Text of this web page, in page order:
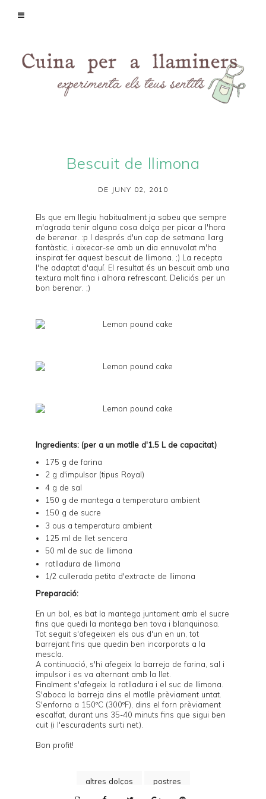
Bescuit de llimona
DE JUNY 02, 2010
Els que em llegiu habitualment ja sabeu que sempre
m'agrada tenir alguna cosa dolça per picar a l'hora
de berenar. :p I després d'un cap de setmana llarg
fantàstic, i aixecar-se amb un dia ennuvolat m'ha
inspirat fer aquest bescuit de llimona. ;) La recepta
l'he adaptat d'aquí. El resultat és un bescuit amb una
textura molt fina i alhora refrescant. Deliciós per un
bon berenar. ;)
Ingredients: (per a un motlle d'1.5 L de capacitat)
175 g de farina
2 g d'impulsor (tipus Royal)
4 g de sal
150 g de mantega a temperatura ambient
150 g de sucre
3 ous a temperatura ambient
125 ml de llet sencera
50 ml de suc de llimona
ratlladura de llimona
1/2 cullerada petita d'extracte de llimona
Preparació:
En un bol, es bat la mantega juntament amb el sucre
fins que quedi la mantega ben tova i blanquinosa.
Tot seguit s'afegeixen els ous d'un en un, tot
barrejant fins que quedin ben incorporats a la
mescla.
A continuació, s'hi afegeix la barreja de farina, sal i
impulsor i es va alternant amb la llet.
Finalment s'afegeix la ratlladura i el suc de llimona.
S'aboca la barreja dins el motlle prèviament untat.
S'enforna a 150ºC (300ºF), dins el forn prèviament
escalfat, durant uns 35-40 minuts fins que sigui ben
cuit (i l'escuradents surti net).
Bon profit!
altres dolços
postres